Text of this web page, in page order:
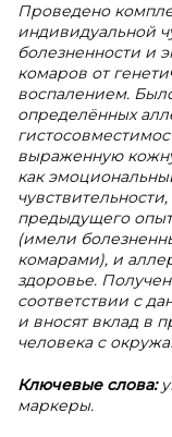
Проведено
индивидуальной
болезненности и
комаров от
воспалением.
определённых
выраженную
как
предыдущего
(имели
комарами), и
здоровье.
соответствии с
и вносят вклад в
человека с
Ключевые слова:
маркеры.